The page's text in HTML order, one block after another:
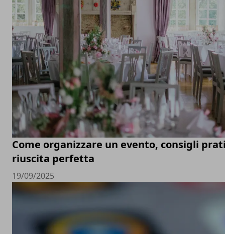
Come organizzare un evento, consigli
riuscita perfetta
19/09/2025